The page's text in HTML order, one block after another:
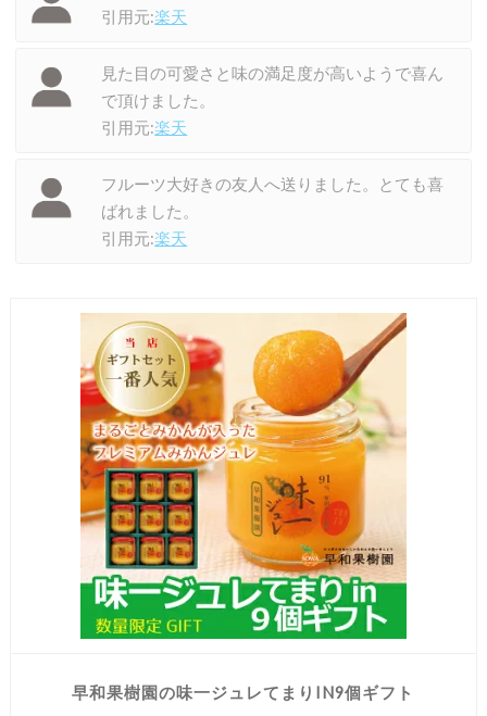
引用元:楽天
見た目の可愛さと味の満足度が高いようで喜ん
で頂けました。
引用元:楽天
フルーツ大好きの友人へ送りました。とても喜
ばれました。
引用元:楽天
早和果樹園の味一ジュレてまりIN9個ギフト